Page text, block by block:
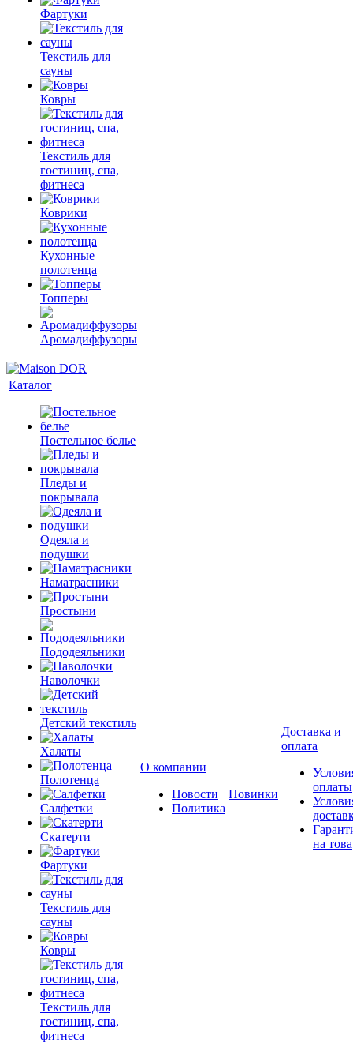
Фартуки
Текстиль для
сауны
Ковры
Текстиль для
гостиниц, спа,
фитнеса
Коврики
Кухонные
полотенца
Топперы
Аромадиффузоры
Каталог
Постельное белье
Пледы и
покрывала
Одеяла и
подушки
Наматрасники
Простыни
Пододеяльники
Наволочки
Детский текстиль
Халаты
Полотенца
Салфетки
Скатерти
Фартуки
Текстиль для
сауны
Ковры
Текстиль для
гостиниц, спа,
фитнеса
О компании
Новости
Политика
Новинки
Доставка и
оплата
оплаты
на